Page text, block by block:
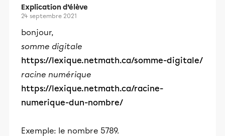
Explication d’élève
24 septembre 2021
bonjour,
somme digitale
https://lexique.netmath.ca/somme-digitale/
racine numérique
https://lexique.netmath.ca/racine-
numerique-dun-nombre/
Exemple: le nombre 5789.